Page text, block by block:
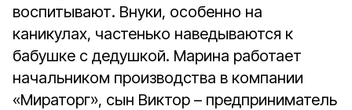
воспитывают. Внуки, особенно на
каникулах, частенько наведываются к
бабушке с дедушкой. Марина работает
начальником производства в компании
«Мираторг», сын Виктор – предприниматель